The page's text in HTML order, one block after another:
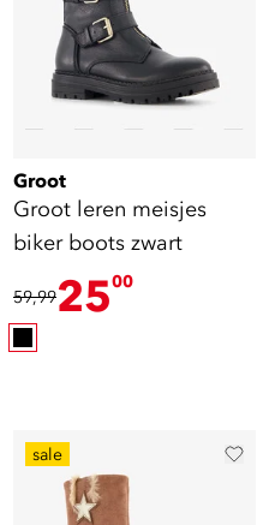
Groot
Groot leren meisjes
biker boots zwart
59,992500
sale